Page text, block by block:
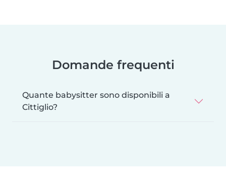
Domande frequenti
Quante babysitter sono disponibili a
Cittiglio?